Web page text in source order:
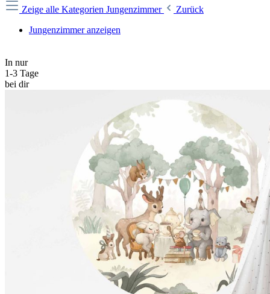
Zeige alle Kategorien Jungenzimmer
Zurück
Jungenzimmer anzeigen
In nur
1-3 Tage
bei dir